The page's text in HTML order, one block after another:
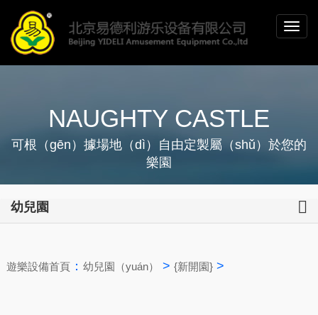
NAUGHTY CASTLE
可根（gēn）據場地（dì）自由定製屬（shǔ）於您的
樂園
幼兒園
遊樂設備首頁： 幼兒園（yuán） > {新開園}>